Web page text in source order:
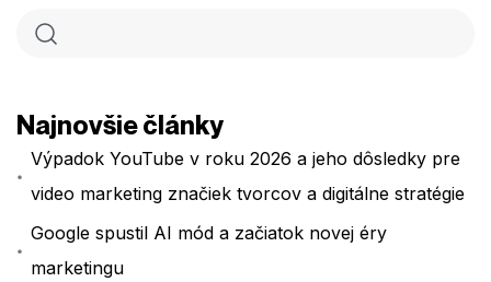
Najnovšie články
Výpadok YouTube v roku 2026 a jeho dôsledky pre
video marketing značiek tvorcov a digitálne stratégie
Google spustil AI mód a začiatok novej éry
marketingu